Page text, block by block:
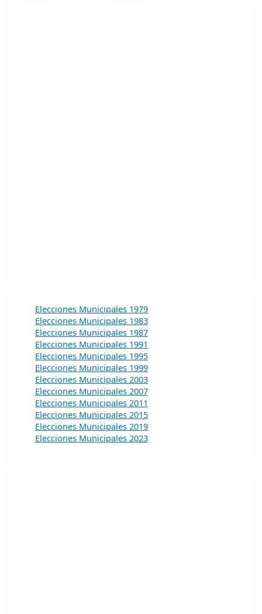
Elecciones Municipales 1979
Elecciones Municipales 1983
Elecciones Municipales 1987
Elecciones Municipales 1991
Elecciones Municipales 1995
Elecciones Municipales 1999
Elecciones Municipales 2003
Elecciones Municipales 2007
Elecciones Municipales 2011
Elecciones Municipales 2015
Elecciones Municipales 2019
Elecciones Municipales 2023